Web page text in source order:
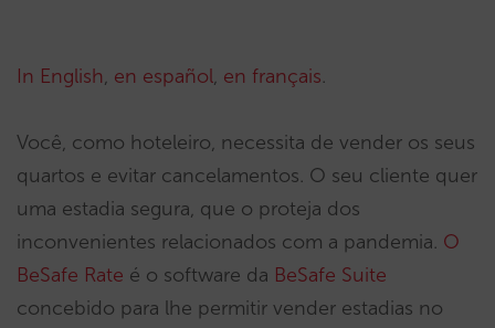
In English, en español, en français.
Você, como hoteleiro, necessita de vender os seus
quartos e evitar cancelamentos. O seu cliente quer
uma estadia segura, que o proteja dos
inconvenientes relacionados com a pandemia. O
BeSafe Rate é o software da BeSafe Suite
concebido para lhe permitir vender estadias no